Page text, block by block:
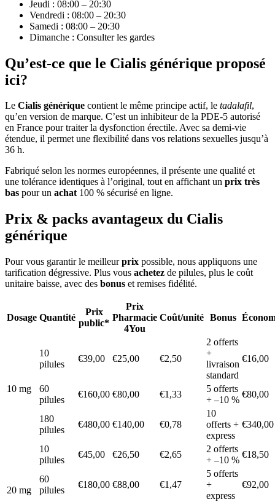
Jeudi : 08:00 – 20:30
Vendredi : 08:00 – 20:30
Samedi : 08:00 – 20:30
Dimanche : Consulter les gardes
Qu’est-ce que le Cialis générique proposé
ici?
Le Cialis générique contient le même principe actif, le tadalafil,
qu’en version de marque. C’est un inhibiteur de la PDE-5 autorisé
en France pour traiter la dysfonction érectile. Avec sa demi-vie
étendue, il permet une flexibilité dans vos relations sexuelles jusqu’à
36 h.
Fabriqué selon les normes européennes, il présente une qualité et
une tolérance identiques à l’original, tout en affichant un prix très
bas pour un achat100 % sécurisé en ligne.
Prix & packs avantageux du Cialis
générique
Pour vous garantir le meilleurprix possible, nous appliquons une
tarification dégressive. Plus vous achetez de pilules, plus le coût
unitaire baisse, avec des bonus et remises fidélité.
Dosage Quantité
Prix
public*
Prix
Pharmacie
4You
Coût/unité Bonus
10 mg
10
pilules
€39,00 €25,00 €2,50
2 offerts
+
livraison
standard
€16,00
60
pilules
€160,00 €80,00 €1,33
5 offerts
+ –10 %
€80,00
180
pilules
€480,00 €140,00 €0,78
10
offerts +
express
€340,00
20 mg
10
pilules
€45,00 €26,50 €2,65
2 offerts
+ –10 %
€18,50
60
pilules
€180,00 €88,00 €1,47
5 offerts
+
express
€92,00